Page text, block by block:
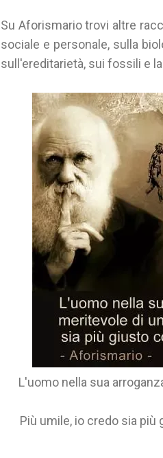
Su Aforismario trovi altre
sociale e personale, sulla
sull'ereditarietà, sui fossili e
L'uomo nella sua
Più umile, io credo sia